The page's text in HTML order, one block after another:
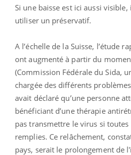
Si une baisse est ici aussi
utiliser un préservatif.
A l’échelle de la Suisse, l’étude
ont augmenté à partir du
(Commission Fédérale du Sida,
chargée des différents
avait déclaré qu’une personne
bénéficiant d’une thérapie
pas transmettre le virus si
remplies. Ce relâchement,
pays, serait le prolongement de